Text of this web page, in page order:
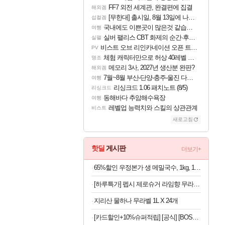
해외겜 FF7 외전 세계관, 완결편에 집결
섭컬겜 [무한대] 출시일, 8월 13일에 나오나
여행 국내에도 이쁜곳이 많은것 같습니다
실팰 실버 팰리스 CBT 화제의 순간·후기 모음
PV 비스트 오브 리인카네이션 오픈 트레일러
명조 체험 캐릭터만으로 허상 40레벨 하이와티아 5분 컷!｜에이메스·린네·모니에 명함
해외겜 메모리 3사, 2027년 생산분 완판?
여행 7월~8월 부산-단양-충주-울진 다녀왔어요~
리싱크드 리싱크드 1.06 패치노트 (8/5)
여행 동해바다 추암해수욕장
비스트 레벨업 능력치와 스킬의 상관관계
새로고침
핫딜 게시판 더보기+
65%할인 우정본가 생 메밀국수, 1kg, 1팩 + 시원한 메밀장, 40g, 6개
[하루특가] 펩시 제로슈거 라임향 무라벨, 300ml, 20개
지리산 물하나 무라벨 1L X 24개
[카드할인+10%슈퍼적립] [공식] [BOSE] 보스 사운드링크 플렉스 스피커(2세대) 샌드스톤